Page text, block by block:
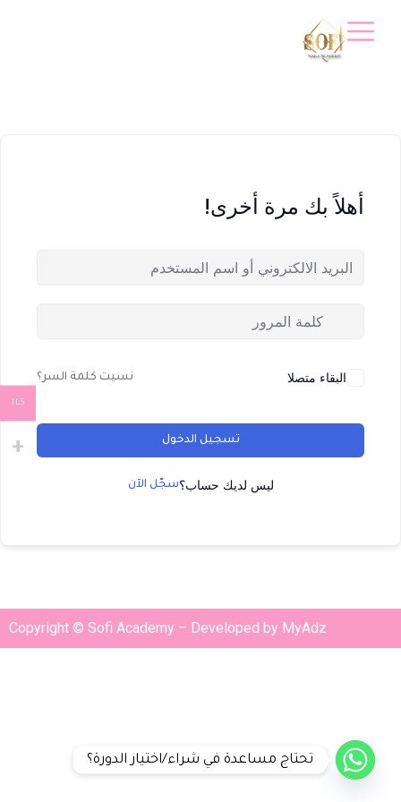
أهلاً بك مرة أخرى!
البقاء متصلا نسيت كلمة السر؟
تسجيل الدخول
ليس لديك حساب؟سجّل الآن
Copyright © Sofi Academy – Developed by MyAdz
ILS
تحتاج مساعدة في شراء/اختيار الدورة؟